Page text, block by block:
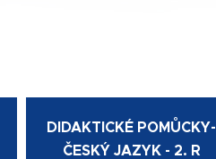
DIDAKTICKÉ POMŮCKY-
ČESKÝ JAZYK - 2. R